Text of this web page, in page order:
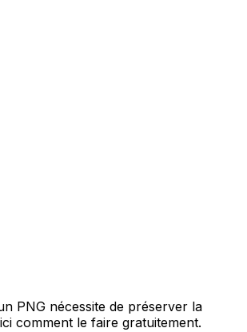
PNG nécessite de préserver la
comment le faire gratuitement.